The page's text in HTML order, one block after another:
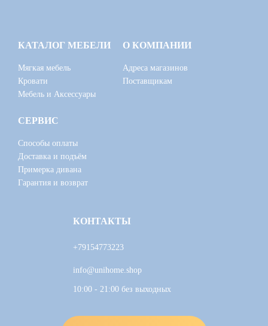
КАТАЛОГ МЕБЕЛИ
Мягкая мебель
Кровати
Мебель и Аксессуары
О КОМПАНИИ
Адреса магазинов
Поставщикам
СЕРВИС
Способы оплаты
Доставка и подъём
Примерка дивана
Гарантия и возврат
КОНТАКТЫ
+79154773223
info@unihome.shop
10:00 - 21:00 без выходных